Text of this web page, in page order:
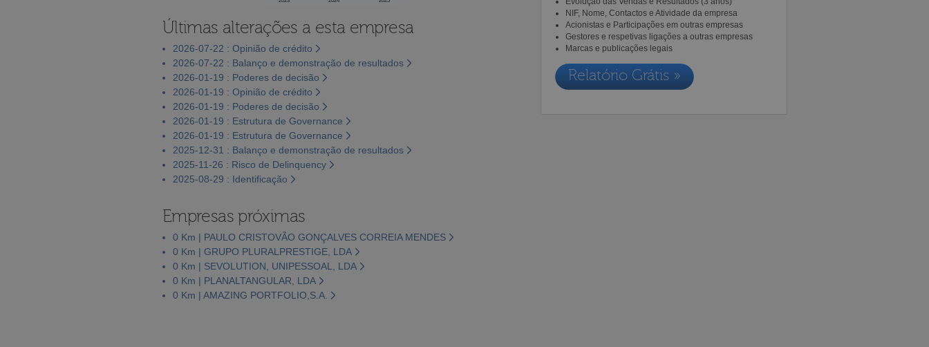
Últimas alterações a esta empresa
2026-07-22 : Opinião de crédito
2026-07-22 : Balanço e demonstração de resultados
2026-01-19 : Poderes de decisão
2026-01-19 : Opinião de crédito
2026-01-19 : Poderes de decisão
2026-01-19 : Estrutura de Governance
2026-01-19 : Estrutura de Governance
2025-12-31 : Balanço e demonstração de resultados
2025-11-26 : Risco de Delinquency
2025-08-29 : Identificação
Empresas próximas
0 Km | PAULO CRISTOVÃO GONÇALVES CORREIA MENDES
0 Km | GRUPO PLURALPRESTIGE, LDA
0 Km | SEVOLUTION, UNIPESSOAL, LDA
0 Km | PLANALTANGULAR, LDA
0 Km | AMAZING PORTFOLIO,S.A.
NIF, Nome, Contactos e Atividade da empresa
Acionistas e Participações em outras empresas
Gestores e respetivas ligações a outras empresas
Marcas e publicações legais
Relatório Grátis »